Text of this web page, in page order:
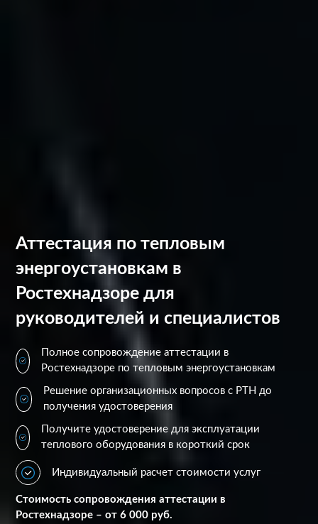
Аттестация по тепловым
энергоустановкам в
Ростехнадзоре для
руководителей и специалистов
Полное сопровождение аттестации в
Ростехнадзоре по тепловым энергоустановкам
Решение организационных вопросов с РТН до
получения удостоверения
Получите удостоверение для эксплуатации
теплового оборудования в короткий срок
Индивидуальный расчет стоимости услуг
Стоимость сопровождения аттестации в
Ростехнадзоре – от 6 000 руб.